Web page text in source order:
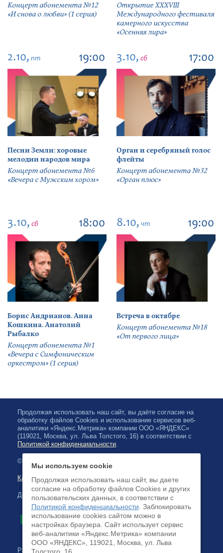
Концерт абонемента №12
«И снова о любви» (1 серия)
Открытие ХХХVIII
Международного фестиваля
камерного искусства
«Осенняя лира»
2.10, пт 19:00
Песни Земли: хоровые
мелодии народов мира
Концерт абонемента №6
«Вечера с Мужским хором»
3.10, сб 17:00
Орган и серебряный голос
флейты
Концерт абонемента №32
«Орган плюс»
3.10, сб 18:00
Борис Андрианов. Анна
Кошкина. Анатолий
Рыбалко
Концерт абонемента №1
«Вечера с Симфоническим
оркестром» (1 серия)
8.10, чт 19:00
Встреча в октябре
Концерт абонемента №18
«От первого лица»
Продолжая использовать наш сайт, вы даёте согласие на
обработку файлов Cookies и использование сервисов веб-
аналитики «Яндекс.Метрика» компании ООО «ЯНДЕКС»
(119021, Москва, ул. Льва Толстого, 16) в соответствии с
Политикой конфиденциальности.
© 2026, Карельская Государственная филармония
Карта сайта
Доступна оплата банковскими картами
Разработка сайта:
Мы используем cookie
Продолжая использовать наш сайт, вы даете
согласие на обработку файлов Cookies и других
пользовательских данных, в соответствии с
Политикой конфиденциальности . Заблокировать
использование cookies сайтом можно в
настройках браузера. Cайт использует сервис
веб-аналитики «Яндекс.Метрика» компании
ООО «ЯНДЕКС», 119021, Москва, ул. Льва